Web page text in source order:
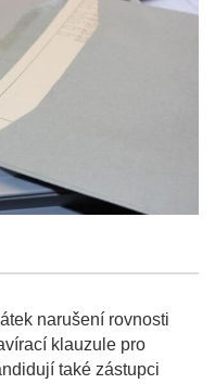
narušení rovnosti
klauzule pro
také zástupci